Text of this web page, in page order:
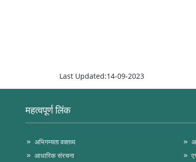
Last Updated:14-09-2023
महत्वपूर्ण लिंक
अभिगम्यता वक्तव्य
आधारिक संरचना